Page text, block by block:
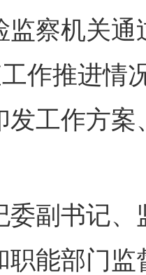
察机关通
工作推进情
发工作方
书记、
职能部门